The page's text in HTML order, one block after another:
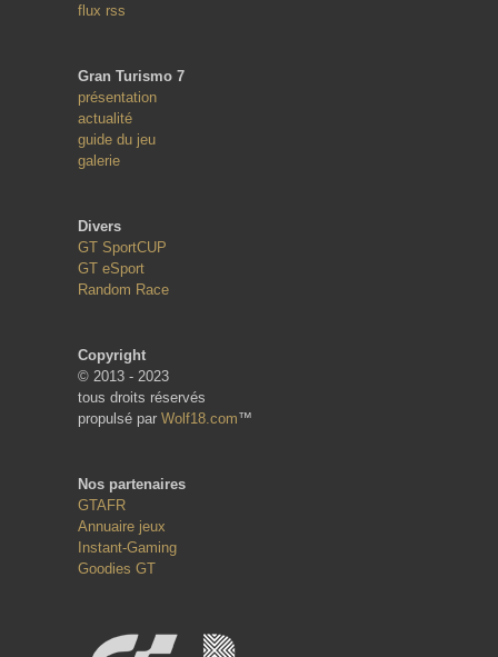
flux rss
Gran Turismo 7
présentation
actualité
guide du jeu
galerie
Divers
GT SportCUP
GT eSport
Random Race
Copyright
© 2013 - 2023
tous droits réservés
propulsé par Wolf18.com™
Nos partenaires
GTAFR
Annuaire jeux
Instant-Gaming
Goodies GT